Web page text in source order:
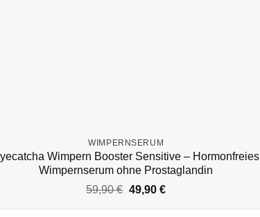
WIMPERNSERUM
Wimpern Booster Sensitive – Hormonfreies
Wimpernserum ohne Prostaglandin
59,90€ Ursprünglicher
war:
49,90€Aktueller
ist: